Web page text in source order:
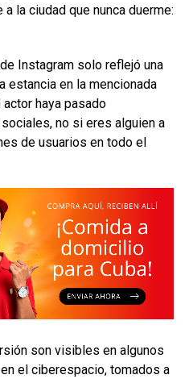
la ciudad que nunca duerme:
Instagram solo reflejó una
estancia en la mencionada
haya pasado
no si eres alguien a
de usuarios en todo el
son visibles en algunos
el ciberespacio, tomados a